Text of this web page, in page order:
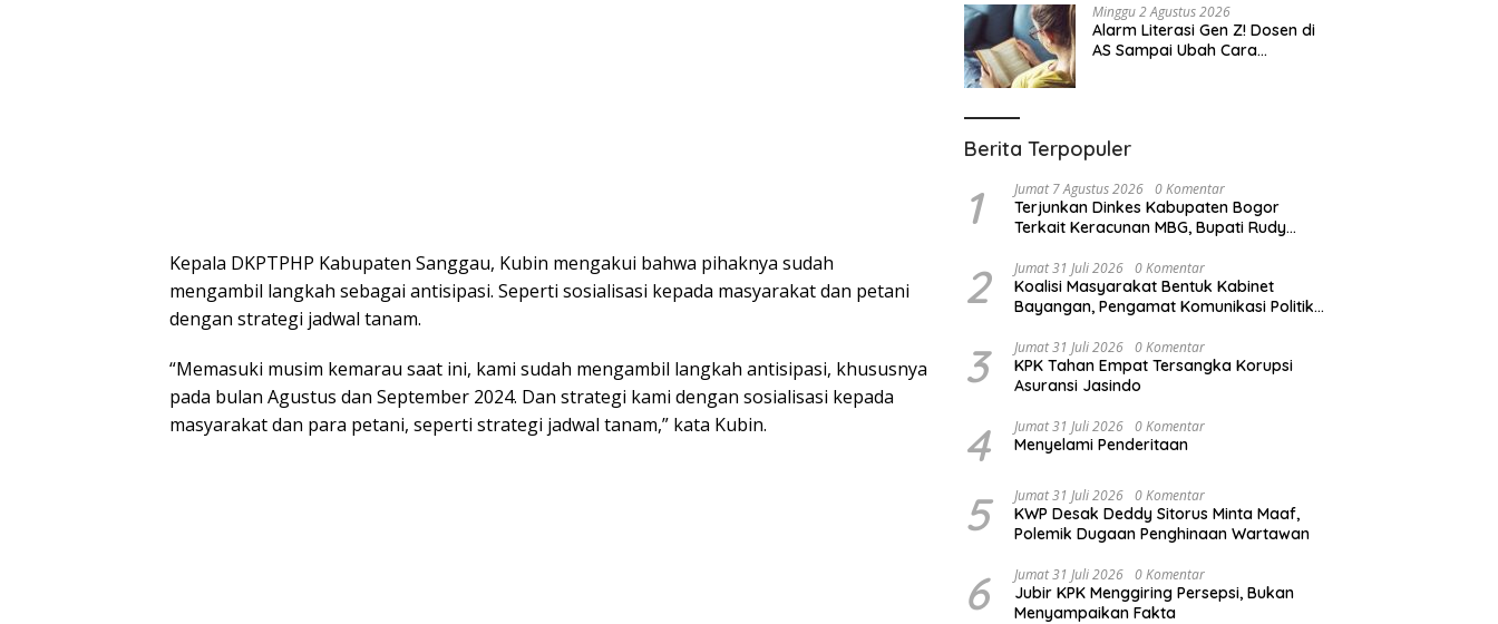
Kepala DKPTPHP Kabupaten Sanggau, Kubin mengakui bahwa pihaknya sudah
mengambil langkah sebagai antisipasi. Seperti sosialisasi kepada masyarakat dan petani
dengan strategi jadwal tanam.
“Memasuki musim kemarau saat ini, kami sudah mengambil langkah antisipasi, khususnya
pada bulan Agustus dan September 2024. Dan strategi kami dengan sosialisasi kepada
masyarakat dan para petani, seperti strategi jadwal tanam,” kata Kubin.
Minggu 2 Agustus 2026
Alarm Literasi Gen Z! Dosen di
AS Sampai Ubah Cara
Berita Terpopuler
1 Jumat 7 Agustus 2026 0 Komentar
Terjunkan Dinkes Kabupaten Bogor
Terkait Keracunan MBG, Bupati Rudy
Sampel Makanan Dikirim ke Lab
2 Jumat 31 Juli 2026 0 Komentar
Koalisi Masyarakat Bentuk Kabinet
Bayangan, Pengamat Komunikasi Politik
Aslinya
3 Jumat 31 Juli 2026 0 Komentar
KPK Tahan Empat Tersangka Korupsi
Asuransi Jasindo
4 Jumat 31 Juli 2026 0 Komentar
Menyelami Penderitaan
5 Jumat 31 Juli 2026 0 Komentar
KWP Desak Deddy Sitorus Minta Maaf,
Polemik Dugaan Penghinaan Wartawan
6 Jumat 31 Juli 2026 0 Komentar
Jubir KPK Menggiring Persepsi, Bukan
Menyampaikan Fakta